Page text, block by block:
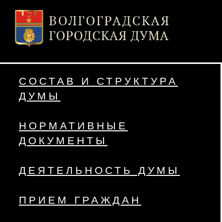
СОСТАВ И СТРУКТУРА
ДУМЫ
НОРМАТИВНЫЕ
ДОКУМЕНТЫ
ДЕЯТЕЛЬНОСТЬ ДУМЫ
ПРИЕМ ГРАЖДАН